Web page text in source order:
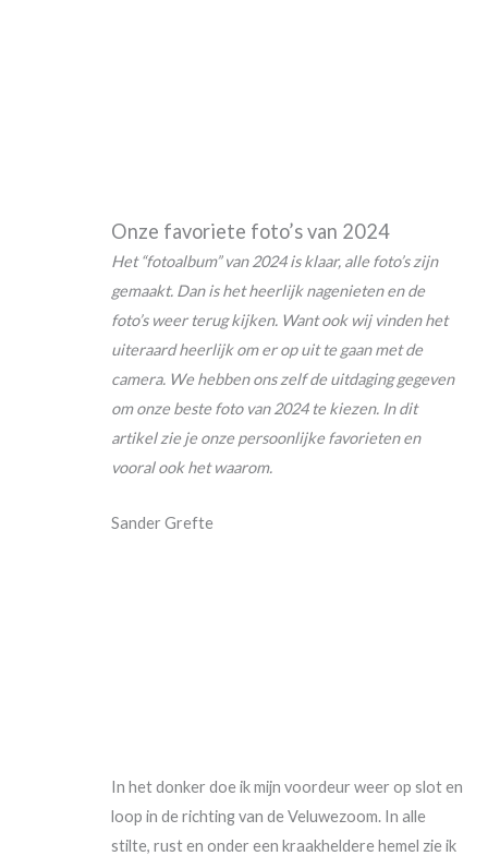
Onze favoriete foto’s van 2024
Het “fotoalbum” van 2024 is klaar, alle foto’s zijn
gemaakt. Dan is het heerlijk nagenieten en de
foto’s weer terug kijken. Want ook wij vinden het
uiteraard heerlijk om er op uit te gaan met de
camera. We hebben ons zelf de uitdaging gegeven
om onze beste foto van 2024 te kiezen. In dit
artikel zie je onze persoonlijke favorieten en
vooral ook het waarom.
Sander Grefte
In het donker doe ik mijn voordeur weer op slot en
loop in de richting van de Veluwezoom. In alle
stilte, rust en onder een kraakheldere hemel zie ik